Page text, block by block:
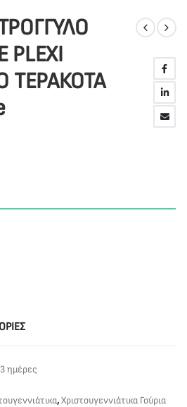
PLEXI
ΤΕΡΑΚΟΤΑ
ημέρες
,Χριστουγεννιάτικα Γούρια